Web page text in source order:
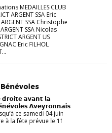
MEDAILLES CLUB
ARGENT SSA Eric
ARGENT SSA Christophe
SSA Nicolas
ARGENT US
Eric FILHOL
𝗮𝘃𝗮𝗻𝘁 𝗹𝗮
𝗔𝘃𝗲𝘆𝗿𝗼𝗻𝗻𝗮𝗶𝘀
ce samedi 04 juin
à la fête prévue le 11